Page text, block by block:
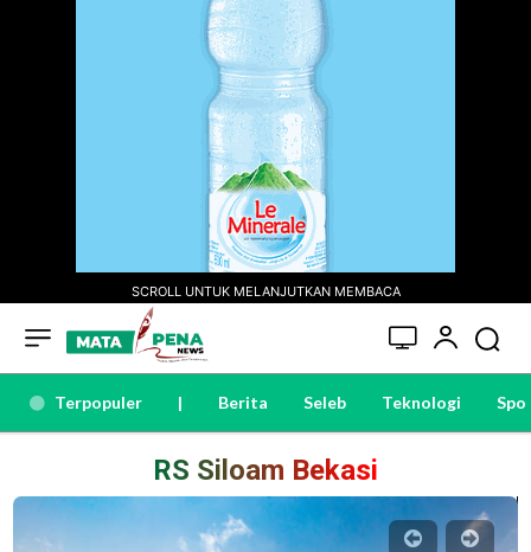
SCROLL UNTUK MELANJUTKAN MEMBACA
Terpopuler | Berita Seleb Teknologi
RS Siloam Bekasi